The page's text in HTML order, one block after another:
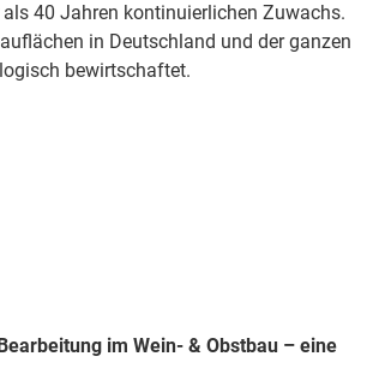
40 Jahren kontinuierlichen Zuwachs.
in Deutschland und der ganzen
bewirtschaftet.
im Wein- & Obstbau – eine